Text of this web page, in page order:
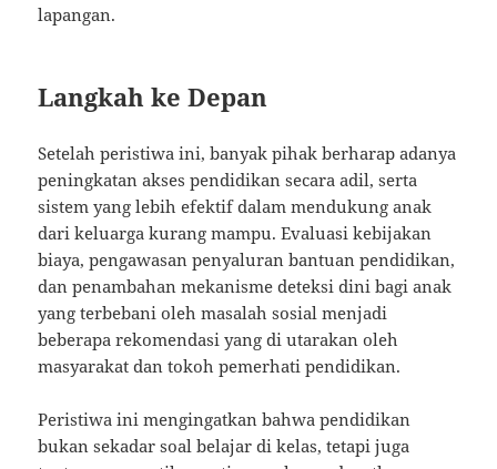
lapangan.
Langkah ke Depan
Setelah peristiwa ini, banyak pihak berharap adanya
peningkatan akses pendidikan secara adil, serta
sistem yang lebih efektif dalam mendukung anak
dari keluarga kurang mampu. Evaluasi kebijakan
biaya, pengawasan penyaluran bantuan pendidikan,
dan penambahan mekanisme deteksi dini bagi anak
yang terbebani oleh masalah sosial menjadi
beberapa rekomendasi yang di utarakan oleh
masyarakat dan tokoh pemerhati pendidikan.
Peristiwa ini mengingatkan bahwa pendidikan
bukan sekadar soal belajar di kelas, tetapi juga